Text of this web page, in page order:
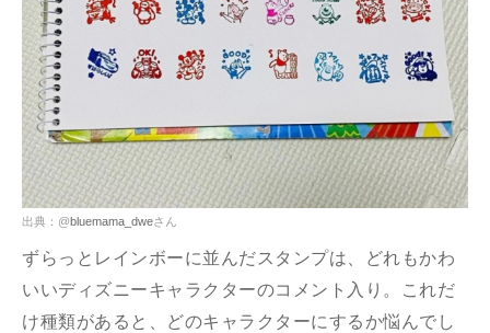
出典：@bluemama_dweさん
ずらっとレインボーに並んだスタンプは、どれもかわ
いいディズニーキャラクターのコメント入り。これだ
け種類があると、どのキャラクターにするか悩んでし